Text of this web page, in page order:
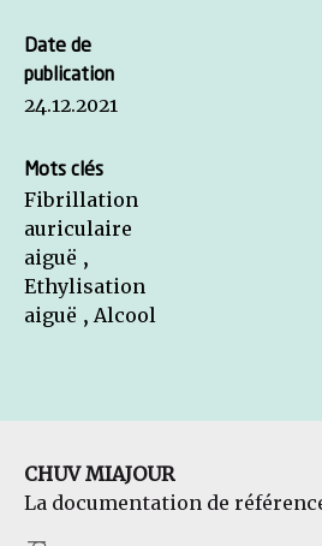
Date de
publication
24.12.2021
Mots clés
Fibrillation
auriculaire
aiguë ,
Ethylisation
aiguë , Alcool
CHUV MIAJOUR
La documentation de